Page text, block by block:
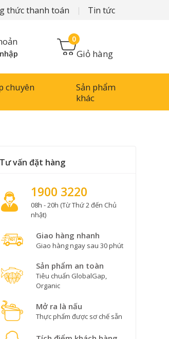
thức thanh toán Tin tức
Giỏ hàng
0
chuyên
Sản phẩm
khác
Tư vấn đặt hàng
1900 3220
08h - 20h (Từ Thứ 2 đến Chủ
nhật)
Giao hàng nhanh
Giao hàng ngay sau 30 phút
Sản phẩm an toàn
Tiêu chuẩn GlobalGap,
Organic
Mở ra là nấu
Thực phẩm được sơ chế sẵn